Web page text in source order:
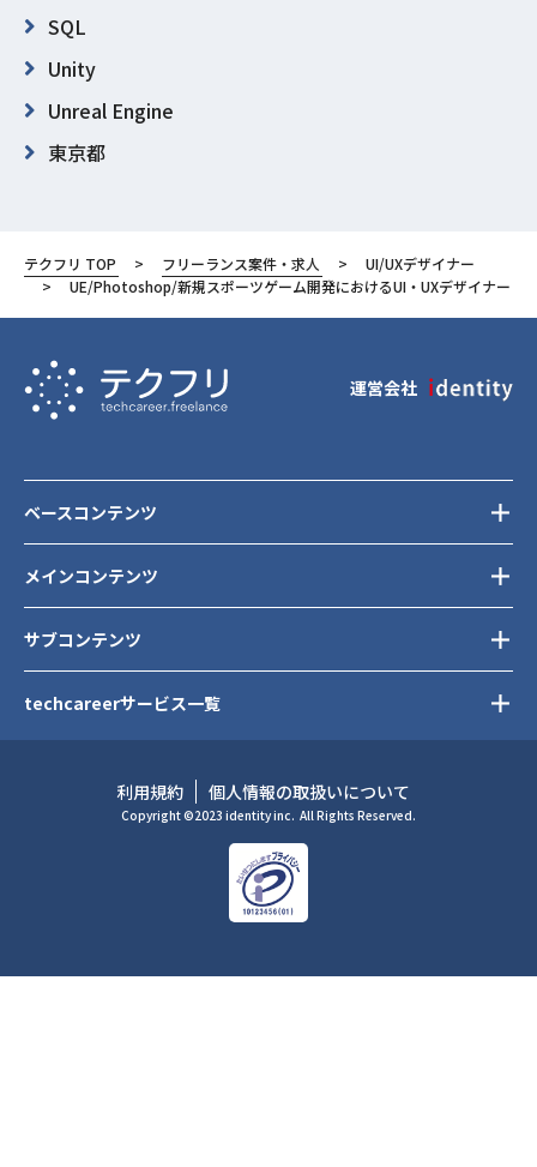
SQL
Unity
Unreal Engine
東京都
テクフリ TOP フリーランス案件・求人
UI/UXデザイナー
UE/Photoshop/新規スポーツゲーム開発におけるUI・UXデザイナー
運営会社
メインコンテンツ
サブコンテンツ
ベースコンテンツ
techcareerサービス一覧
利用規約 個人情報の取扱いについて
Copyright ©2023 identity inc. All Rights Reserved.